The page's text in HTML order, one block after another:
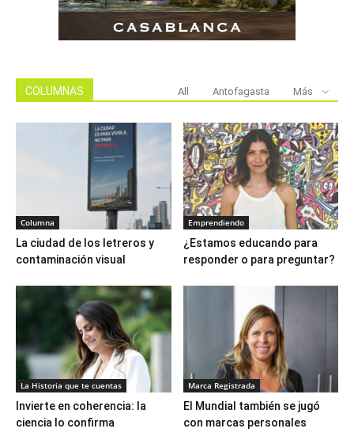
COLUMNAS All Antofagasta Más
Columna
La ciudad de los letreros y
contaminación visual
Emprendiendo
¿Estamos educando para
responder o para preguntar?
La Historia que te cuentas
Invierte en coherencia: la
ciencia lo confirma
Marca Registrada
El Mundial también se jugó
con marcas personales